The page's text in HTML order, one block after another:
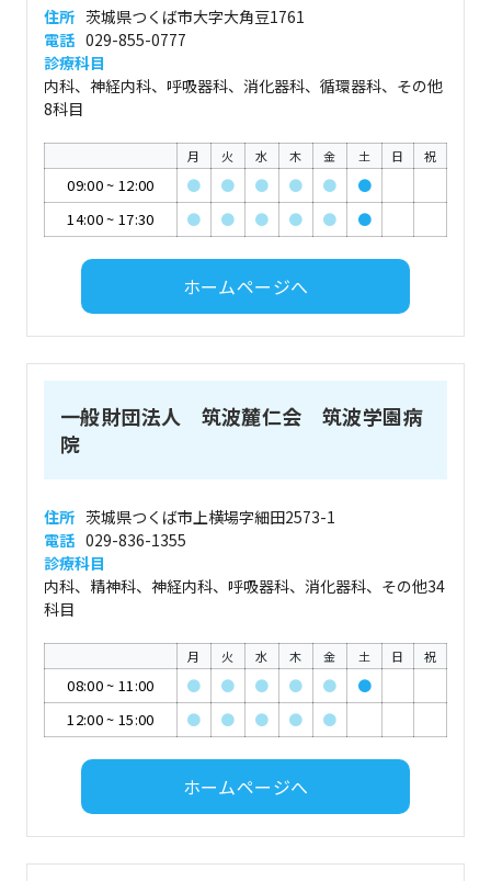
住所 茨城県つくば市大字大角豆1761
電話 029-855-0777
診療科目
内科、神経内科、呼吸器科、消化器科、循環器科、その他
8科目
月 火 水 木 金 土 日 祝
09:00~ 12:00 ● ● ● ● ●
●
14:00~ 17:30 ● ● ● ● ● ●
ホームページへ
一般財団法人 筑波麓仁会 筑波学園病
院
住所 茨城県つくば市上横場字細田2573-1
電話 029-836-1355
診療科目
内科、精神科、神経内科、呼吸器科、消化器科、その他34
科目
月 火 水 木 金 土 日 祝
08:00~ 11:00 ● ● ● ● ●
●
12:00~ 15:00 ● ● ● ● ●
ホームページへ